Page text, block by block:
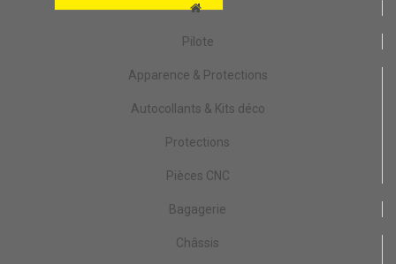
Pilote
Apparence & Protections
Autocollants & Kits déco
Protections
Pièces CNC
Bagagerie
Châssis